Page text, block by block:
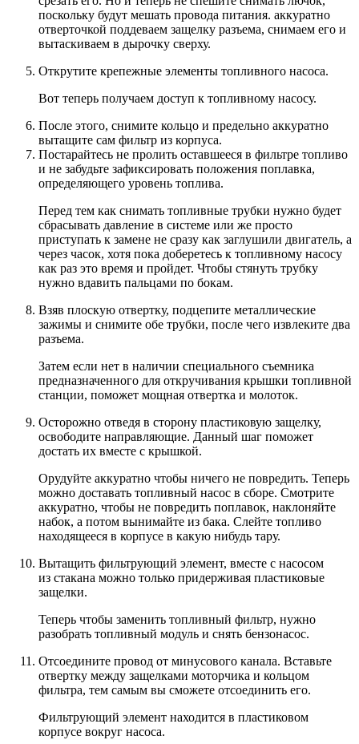
поскольку будут мешать провода питания. аккуратно
отверточкой поддеваем защелку разъема, снимаем его и
вытаскиваем в дырочку сверху.
Открутите крепежные элементы топливного насоса.
Вот теперь получаем доступ к топливному насосу.
После этого, снимите кольцо и предельно аккуратно
вытащите сам фильтр из корпуса.
Постарайтесь не пролить оставшееся в фильтре топливо
и не забудьте зафиксировать положения поплавка,
определяющего уровень топлива.
Перед тем как снимать топливные трубки нужно будет
сбрасывать давление в системе или же просто
приступать к замене не сразу как заглушили двигатель, а
через часок, хотя пока доберетесь к топливному насосу
как раз это время и пройдет. Чтобы стянуть трубку
нужно вдавить пальцами по бокам.
Взяв плоскую отвертку, подцепите металлические
зажимы и снимите обе трубки, после чего извлеките два
разъема.
Затем если нет в наличии специального съемника
предназначенного для откручивания крышки топливной
станции, поможет мощная отвертка и молоток.
Осторожно отведя в сторону пластиковую защелку,
освободите направляющие. Данный шаг поможет
достать их вместе с крышкой.
Орудуйте аккуратно чтобы ничего не повредить. Теперь
можно доставать топливный насос в сборе. Смотрите
аккуратно, чтобы не повредить поплавок, наклоняйте
набок, а потом вынимайте из бака. Слейте топливо
находящееся в корпусе в какую нибудь тару.
Вытащить фильтрующий элемент, вместе с насосом
из стакана можно только придерживая пластиковые
защелки.
Теперь чтобы заменить топливный фильтр, нужно
разобрать топливный модуль и снять бензонасос.
Отсоедините провод от минусового канала. Вставьте
отвертку между защелками моторчика и кольцом
фильтра, тем самым вы сможете отсоединить его.
Фильтрующий элемент находится в пластиковом
корпусе вокруг насоса.